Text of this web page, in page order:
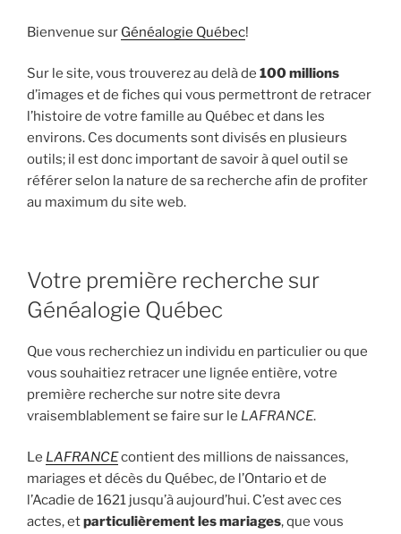
Bienvenue sur Généalogie Québec!
Sur le site, vous trouverez au delà de 100 millions
d’images et de fiches qui vous permettront de retracer
l’histoire de votre famille au Québec et dans les
environs. Ces documents sont divisés en plusieurs
outils; il est donc important de savoir à quel outil se
référer selon la nature de sa recherche afin de profiter
au maximum du site web.
Votre première recherche sur
Généalogie Québec
Que vous recherchiez un individu en particulier ou que
vous souhaitiez retracer une lignée entière, votre
première recherche sur notre site devra
vraisemblablement se faire sur le LAFRANCE.
Le LAFRANCEcontient des millions de naissances,
mariages et décès du Québec, de l’Ontario et de
l’Acadie de 1621 jusqu’à aujourd’hui. C’est avec ces
actes, etparticulièrement les mariages, que vous